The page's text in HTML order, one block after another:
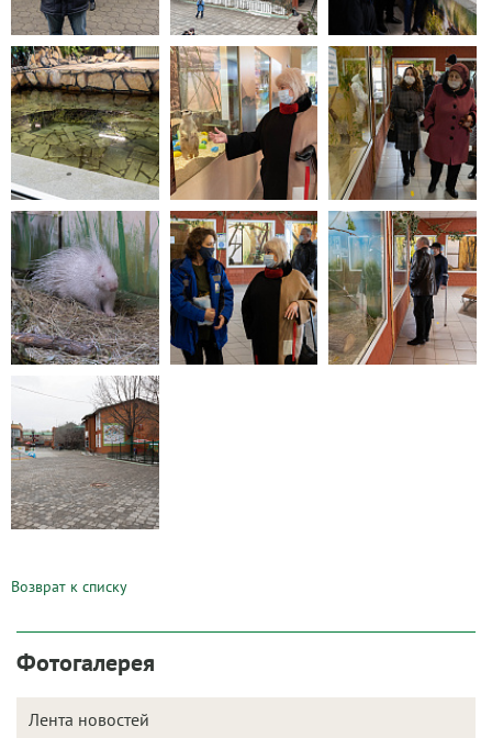
Возврат к списку
Фотогалерея
Лента новостей